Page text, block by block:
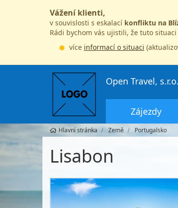
Vážení klienti,
v souvislosti s eskalací konfliktu na
Rádi bychom vás ujistili, že tuto
více informací o situaci
Open Travel, s.r.o.
Zájezdy
Hlavní stránka Země Portugalsko
Lisabon